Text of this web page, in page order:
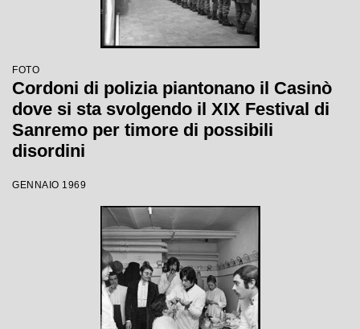
FOTO
Cordoni di polizia piantonano il Casinò
dove si sta svolgendo il XIX Festival di
Sanremo per timore di possibili
disordini
GENNAIO 1969